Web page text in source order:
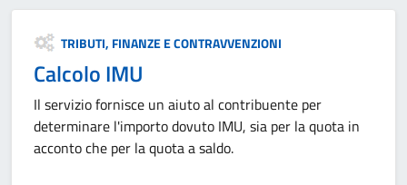
Categoria:
TRIBUTI, FINANZE E CONTRAVVENZIONI
Calcolo IMU
Il servizio fornisce un aiuto al contribuente per
determinare l'importo dovuto IMU, sia per la quota in
acconto che per la quota a saldo.